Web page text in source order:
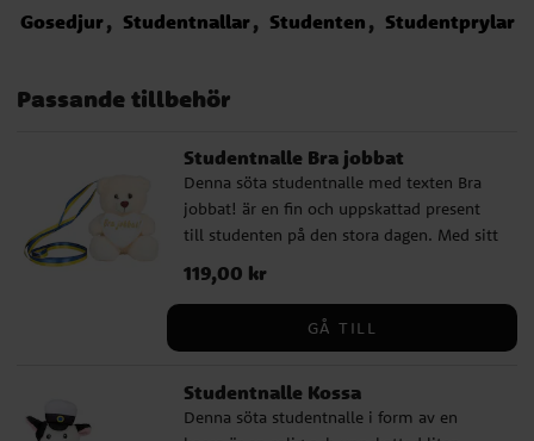
Gosedjur Studentnallar Studenten Studentprylar
Passande tillbehör
Studentnalle Bra jobbat
Denna söta studentnalle med texten Bra
jobbat! är en fin och uppskattad present
till studenten på den stora dagen. Med sitt
blågula band passar den perfekt att hänga
runt halsen under utspring, mottagning
och firande, samtidigt som den blir ett
gulligt minne att spara. Nallen är ca 15 cm
text, vilket gör den extra passande som
liten studentpresent. Den passar fint som
Pris :119,00 kr
119,00 kr
GÅ TILL
Studentnalle Kossa
Denna söta studentnalle i form av en